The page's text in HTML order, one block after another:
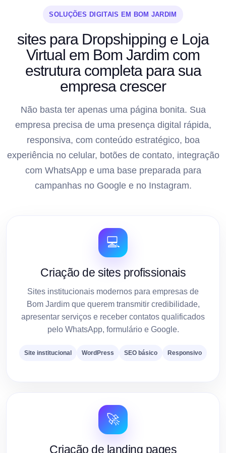
SOLUÇÕES DIGITAIS EM BOM JARDIM
sites para Dropshipping e Loja
Virtual em Bom Jardim com
estrutura completa para sua
empresa crescer
Não basta ter apenas uma página bonita. Sua
empresa precisa de uma presença digital rápida,
responsiva, com conteúdo estratégico, boa
experiência no celular, botões de contato, integração
com WhatsApp e uma base preparada para
campanhas no Google e no Instagram.
💻
Criação de sites profissionais
Sites institucionais modernos para empresas de
Bom Jardim que querem transmitir credibilidade,
apresentar serviços e receber contatos qualificados
pelo WhatsApp, formulário e Google.
Site institucional WordPress SEO básico Responsivo
🚀
Criação de landing pages